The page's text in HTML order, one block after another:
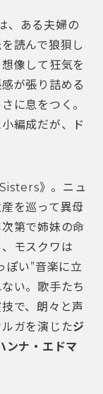
ある夫婦の
読んで狼狽し
像して狂気を
が張り詰める
に息をつく。
編成だが、ド
》。ニュ
を巡って異母
第で姉妹の命
モスクワは
ぽい”音楽に立
い。歌手たち
で、朗々と声
ガを演じたジ
ンナ・エドマ